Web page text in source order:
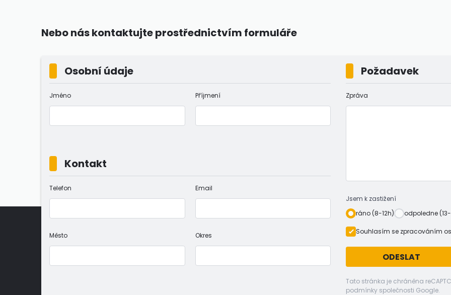
Nebo nás kontaktujte prostřednictvím formuláře
Osobní údaje
Jméno Příjmení
Kontakt
Telefon Email
Město Okres
Požadavek
Zpráva
Jsem k zastižení
ráno (8-12h)
odpoledne
Souhlasím se zpracováním
ODESLAT
Tato stránka je chráněna
podmínky společnosti Google.